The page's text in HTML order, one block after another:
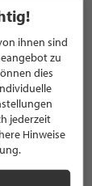
jetzt für
Sie
Sie
ihnen sind
zu
dies
jederzeit
Hinweise